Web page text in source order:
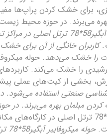
برای خشک کردن پراپ‌ها
می‌برند. در حوزه محیط
حوله میکروفایبر
کاربران خانگی از آن برای
را خشک می‌دهد.
را خشک می‌کند.
بخشی از کیت‌های عملی
در مراکز زیبایی‌شناسی صنعتی
مبلمان بهره می‌برند. در
حوله میکروفایبر آبگیر58*78